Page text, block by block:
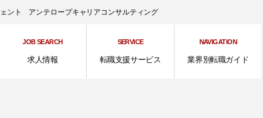
ント アンテロープキャリアコンサルティング
JOB SEARCH
求人情報
SERVICE
転職支援サービス
NAVIGATION
業界別転職ガイド